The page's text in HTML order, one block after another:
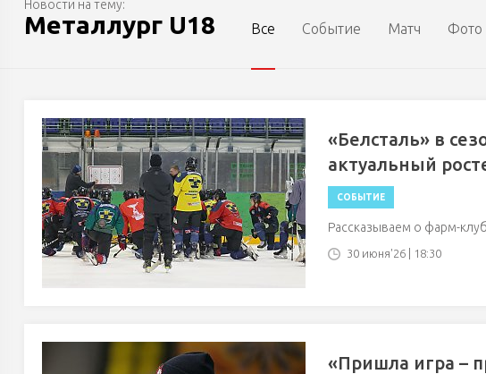
Металлург U18
Новости на тему:
Все Событие Матч Фото
«Белсталь» в
актуальный
СОБЫТИЕ
Рассказываем о фарм-
30 июня'26 | 18:30
«Пришла игра –